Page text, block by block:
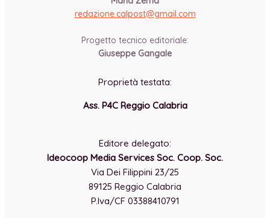
redazione.calpost@gmail.com
Progetto tecnico editoriale:
Giuseppe Gangale
Proprietà testata:
Ass. P4C Reggio Calabria
Editore delegato:
Ideocoop Media Services Soc. Coop. Soc.
Via Dei Filippini 23/25
89125 Reggio Calabria
P.Iva/CF 03388410791